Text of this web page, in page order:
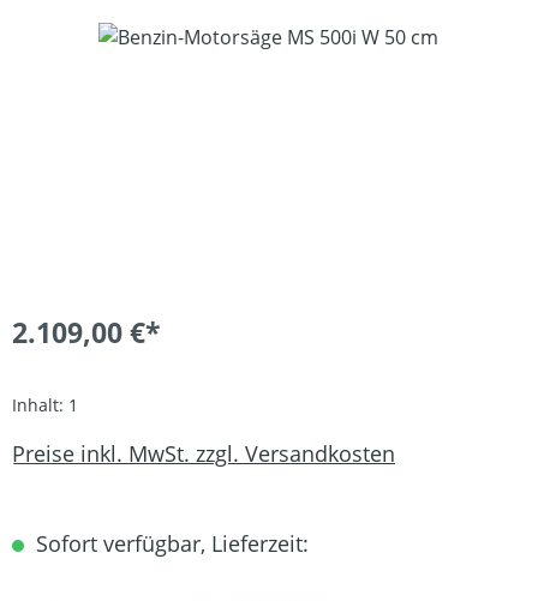
Bildergalerie überspringen
2.109,00 €*
Inhalt: 1
Preise inkl. MwSt. zzgl. Versandkosten
Sofort verfügbar, Lieferzeit: